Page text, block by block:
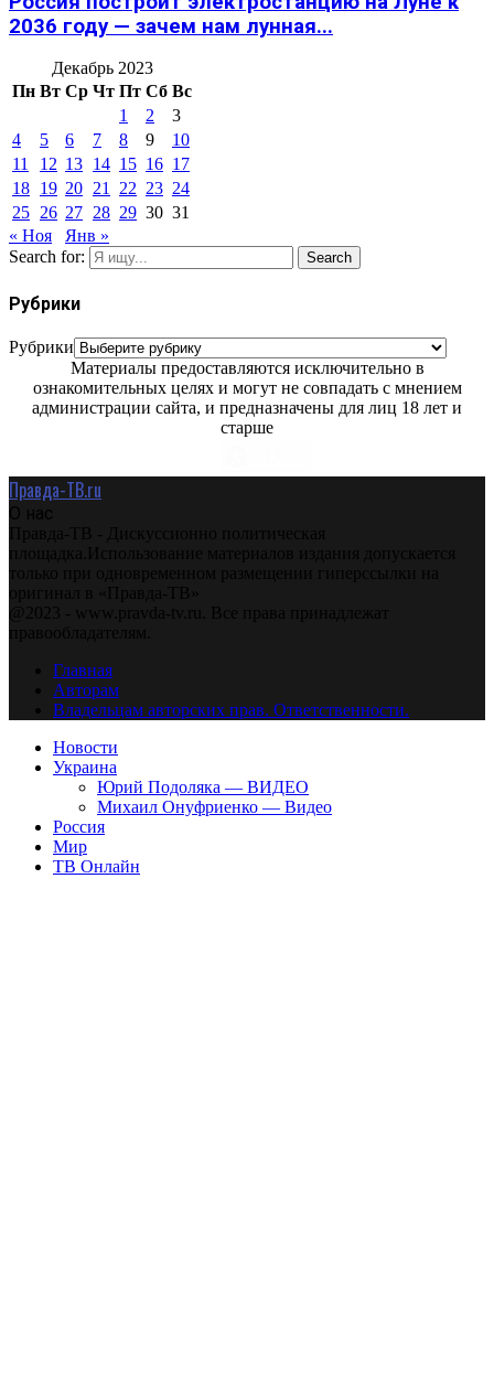
2036 году — зачем нам лунная...
Декабрь 2023
Пн Вт Ср Чт Пт Сб Вс
1
2
3
4
5 6 7 8 9
10
11
12 13 14 15 16 17
18 19 20 21 22 23 24
25 26 27 28 29 30 31
« Ноя
Янв »
Search for:
Search
Рубрики
Рубрики
Материалы предоставляются исключительно в
ознакомительных целях и могут не совпадать с мнением
администрации сайта, и предназначены для лиц 18 лет и
старше
Правда-ТВ.ru
О нас
Правда-ТВ - Дискуссионно политическая
площадка.Использование материалов издания допускается
только при одновременном размещении гиперссылки на
оригинал в «Правда-ТВ»
@2023 - www.pravda-tv.ru. Все права принадлежат
правообладателям.
Главная
Авторам
Владельцам авторских прав. Ответственности.
Новости
Украина
Юрий Подоляка — ВИДЕО
Михаил Онуфриенко — Видео
Россия
Мир
ТВ Онлайн